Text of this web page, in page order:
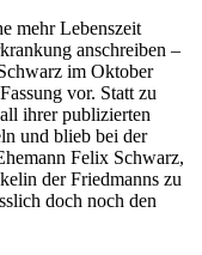
mehr Lebenszeit
anschreiben –
im Oktober
vor. Statt zu
ihrer publizierten
und blieb bei der
Felix Schwarz,
der Friedmanns zu
doch noch den